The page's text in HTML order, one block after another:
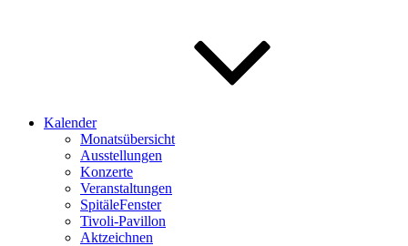
Kalender
Monatsübersicht
Ausstellungen
Konzerte
Veranstaltungen
SpitäleFenster
Tivoli-Pavillon
Aktzeichnen